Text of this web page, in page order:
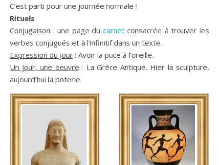
C’est parti pour une journée normale !
Rituels
Conjugaison : une page du carnetconsacrée à trouver les
verbes conjugués et à l’infinitif dans un texte.
Expression du jour : Avoir la puce à l’oreille.
Un jour, une oeuvre : La Grèce Antique. Hier la sculpture,
aujourd’hui la poterie.